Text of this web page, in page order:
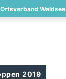
Waldsee
2019